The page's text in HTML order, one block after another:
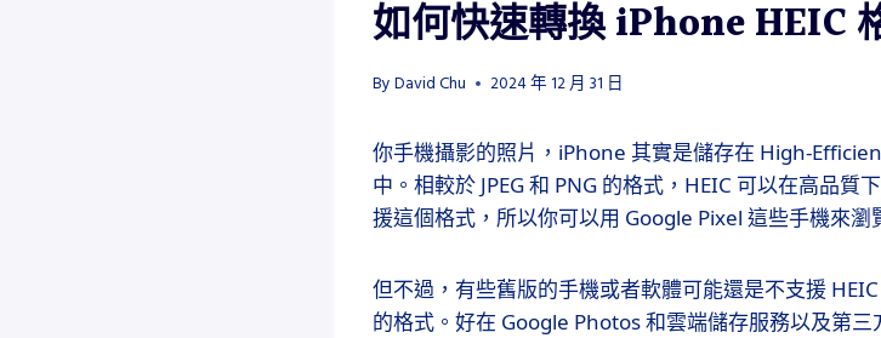
如何快速轉換 iPhone HEIC
By David Chu 2024 年 12 月 31 日
你手機攝影的照片，iPhone 其實是儲存在 High-
中。相較於 JPEG 和 PNG 的格式，HEIC 可以在高品
援這個格式，所以你可以用 Google Pixel 這些手機來瀏
但不過，有些舊版的手機或者軟體可能還是不支援
的格式。好在 Google Photos 和雲端儲存服務以及第